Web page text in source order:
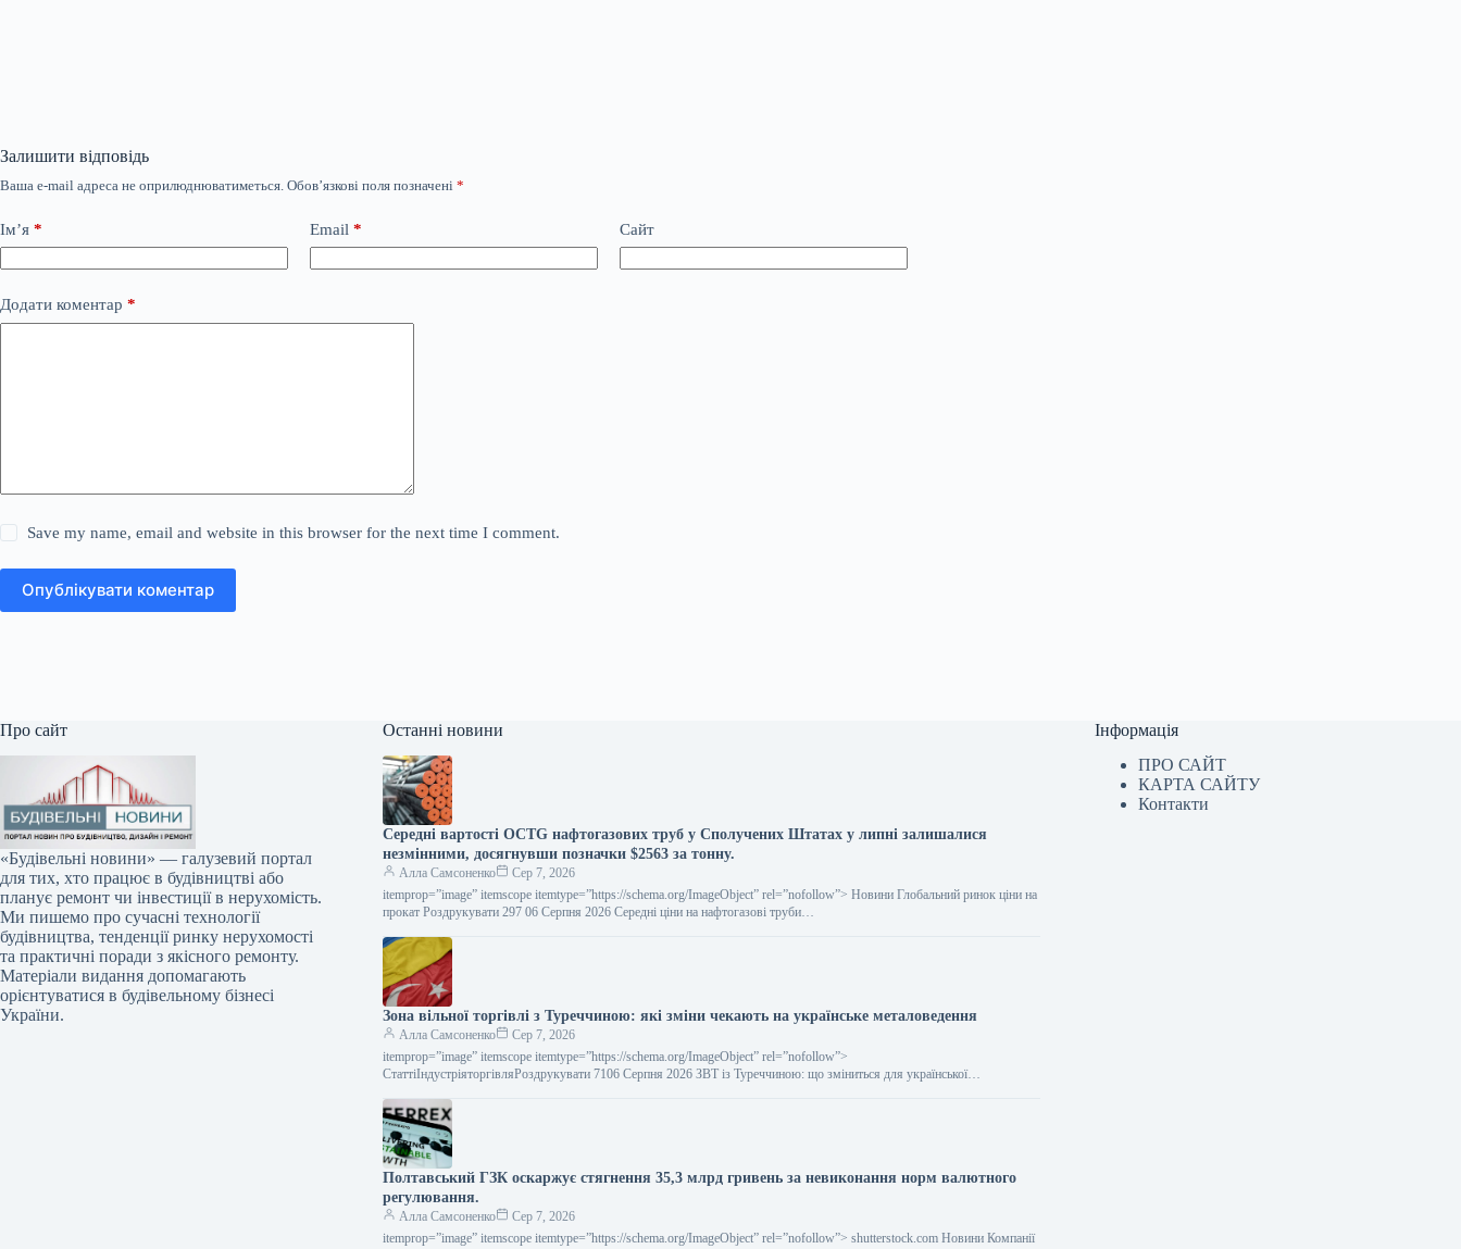
Залишити відповідь
Ваша e-mail адреса не оприлюднюватиметься. Обов’язкові поля позначені *
Ім’я * Email * Сайт
Додати коментар *
Save my name, email and website in this browser for the next time I comment.
Опублікувати коментар
Про сайт
«Будівельні новини» — галузевий портал
для тих, хто працює в будівництві або
планує ремонт чи інвестиції в нерухомість.
Ми пишемо про сучасні технології
будівництва, тенденції ринку нерухомості
та практичні поради з якісного ремонту.
Матеріали видання допомагають
орієнтуватися в будівельному бізнесі
України.
Останні новини
Середні вартості OCTG нафтогазових труб у Сполучених Штатах у липні залишалися
незмінними, досягнувши позначки $2563 за тонну.
Алла Самсоненко
Сер 7, 2026
itemprop=”image” itemscope itemtype=”https://schema.org/ImageObject” rel=”nofollow”> Новини Глобальний ринок ціни на
прокат Роздрукувати 297 06 Серпня 2026 Середні ціни на нафтогазові труби…
Зона вільної торгівлі з Туреччиною: які зміни чекають на українське металоведення
Алла Самсоненко
Сер 7, 2026
itemprop=”image” itemscope itemtype=”https://schema.org/ImageObject” rel=”nofollow”>
СтаттіІндустріяторгівляРоздрукувати 7106 Серпня 2026 ЗВТ із Туреччиною: що зміниться для української
Полтавський ГЗК оскаржує стягнення 35,3 млрд гривень за невиконання норм валютного
регулювання.
Алла Самсоненко
Сер 7, 2026
itemprop=”image” itemscope itemtype=”https://schema.org/ImageObject” rel=”nofollow”> shutterstock.com Новини Компанії
Інформація
ПРО САЙТ
КАРТА САЙТУ
Контакти